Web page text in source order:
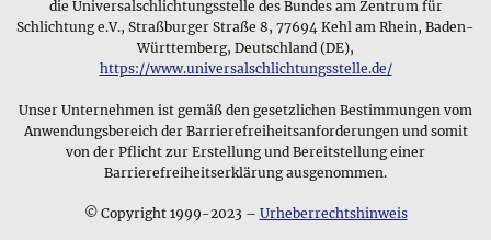
aber auch Glas, Messing und Kupfer erweitert haben - unser
Schwerpunkt sind keltische und nordische Motive mit einem
mythologischen oder magischen Bezug. Aber natürlich
Materialien wie z.B. Bernstein,Perlen oder Korallenbei uns
nicht zu kurz.
Unsere Schmuckauswahl
⚲
Wikingerschmuck
Die Wikinger trugen Amulette,
deren Symbole ihre Götter &
Mythen darstellten
Egal ob wir von magischem Schmuck reden oder von
die Universalschlichtungsstelle des Bundes am Zentrum für
Schlichtung e.V., Straßburger Straße 8, 77694 Kehl am Rhein, Baden-
Württemberg, Deutschland (DE),
https://www.universalschlichtungsstelle.de/
Unser Unternehmen ist gemäß den gesetzlichen Bestimmungen vom
Anwendungsbereich der Barrierefreiheitsanforderungen und somit
von der Pflicht zur Erstellung und Bereitstellung einer
Barrierefreiheitserklärung ausgenommen.
© Copyright 1999-2023 – Urheberrechtshinweis